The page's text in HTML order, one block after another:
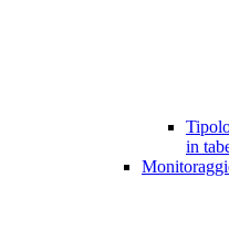
in